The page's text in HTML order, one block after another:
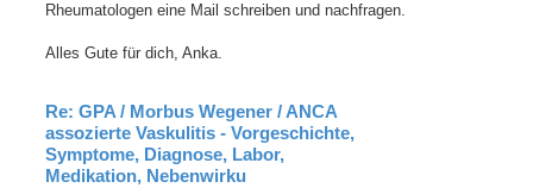
Rheumatologen eine Mail schreiben und nachfragen.
Alles Gute für dich, Anka.
Re: GPA / Morbus Wegener / ANCA
assozierte Vaskulitis - Vorgeschichte,
Symptome, Diagnose, Labor,
Medikation, Nebenwirku